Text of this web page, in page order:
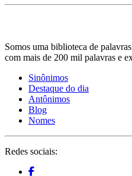
Somos uma biblioteca de
com mais de 200 mil palavras e
Sinônimos
Destaque do dia
Antônimos
Blog
Nomes
Redes sociais: